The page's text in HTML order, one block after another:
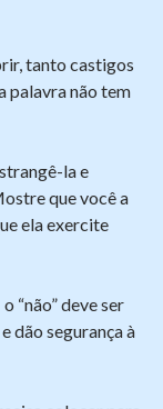
tanto castigos
palavra não tem
la e
que você a
ela exercite
“não” deve ser
dão segurança à